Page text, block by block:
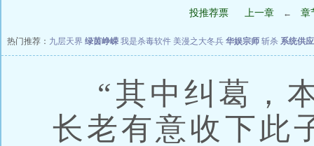
投推荐票 上一章 ← 章
热门推荐： 九层天界 绿茵峥嵘 我是杀毒软件 美漫之大冬兵 华娱宗师 斩杀 系统供
“其中纠葛，
长老有意收下此